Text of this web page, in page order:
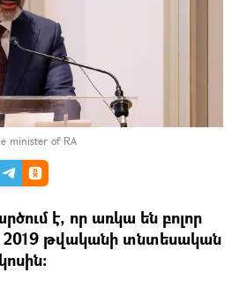
minister of RA
է, որ առկա են բոլոր
2019 թվականի տնտեսական